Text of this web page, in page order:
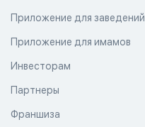
Приложение для заведений
Приложение для имамов
Инвесторам
Партнеры
Франшиза